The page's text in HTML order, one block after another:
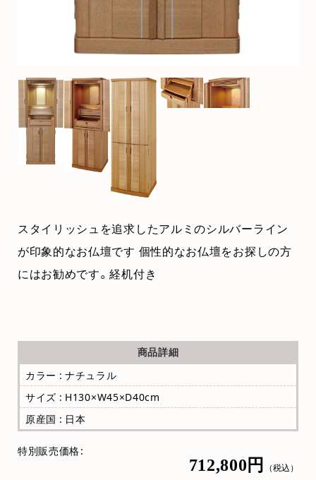
スタイリッシュを追求したアルミのシルバーライン
が印象的なお仏壇です 個性的なお仏壇をお探しの方
にはお勧めです。経机付き
商品詳細
カラー : ナチュラル
サイズ : H130×W45×D40cm
原産国 : 日本
特別販売価格
712,800円 （税込）